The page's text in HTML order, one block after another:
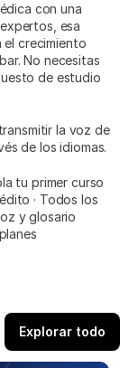
con una
esa
crecimiento
No necesitas
de estudio
la voz de
de los idiomas.
tu primer curso
· Todos los
y glosario
Explorar todo